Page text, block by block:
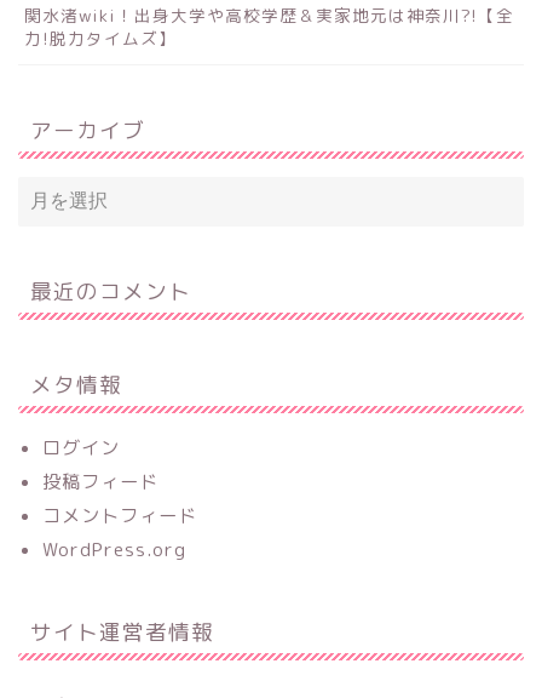
関水渚wiki！出身大学や高校学歴＆実家地元は神奈川?!【全
力!脱力タイムズ】
アーカイブ
最近のコメント
メタ情報
ログイン
投稿フィード
コメントフィード
WordPress.org
サイト運営者情報